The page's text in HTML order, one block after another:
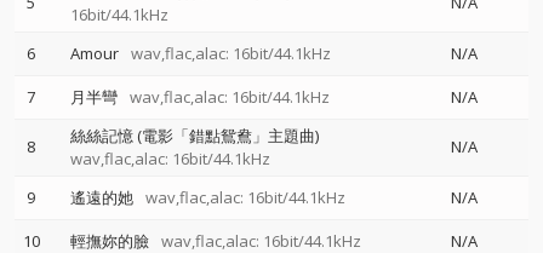
16bit/44.1kHz
6 Amour wav,flac,alac: 16bit/44.1kHz
N/A
7
月半彎 wav,flac,alac: 16bit/44.1kHz N/A
8
絲絲記憶 (電影「錯點鴛鴦」主題曲)
wav,flac,alac: 16bit/44.1kHz
N/A
9 遙遠的她 wav,flac,alac: 16bit/44.1kHz
N/A
10
輕撫妳的臉 wav,flac,alac: 16bit/44.1kHz N/A